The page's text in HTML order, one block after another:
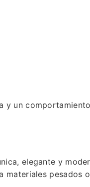
y un
elegante y
materiales pesados